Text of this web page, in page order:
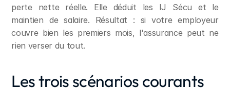
perte nette réelle. Elle déduit les IJ Sécu et le
maintien de salaire. Résultat : si votre employeur
couvre bien les premiers mois, l'assurance peut ne
rien verser du tout.
Les trois scénarios courants